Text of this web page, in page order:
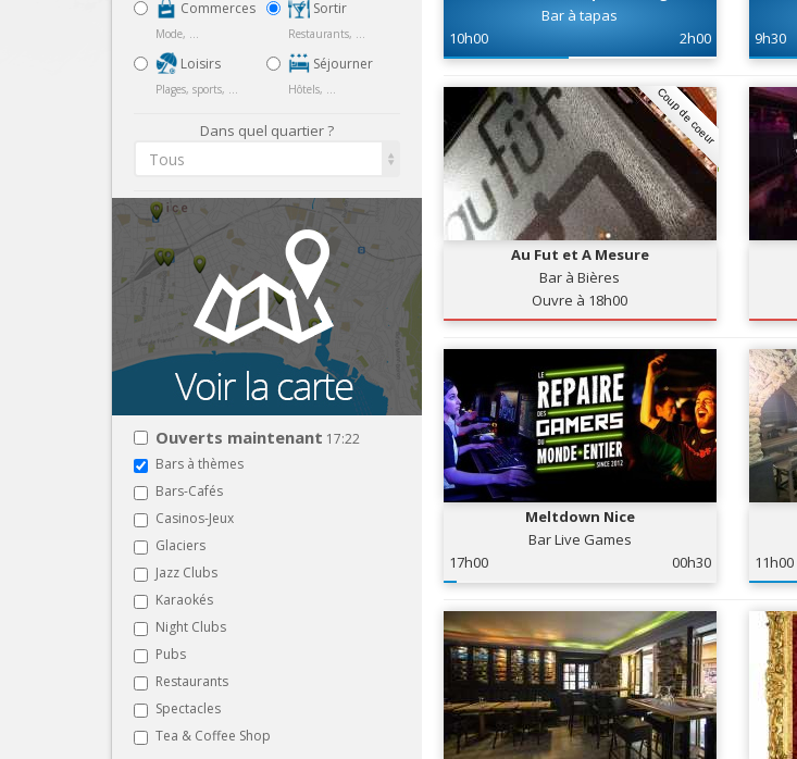
Commerces
Mode, ...
Loisirs
Plages, sports, ...
Sortir
Restaurants, ...
Séjourner
Hôtels, ...
Dans quel quartier ?
Tous
Ouverts maintenant 17:22
Bars à thèmes
Bars-Cafés
Casinos-Jeux
Glaciers
Jazz Clubs
Karaokés
Night Clubs
Pubs
Restaurants
Spectacles
Tea & Coffee Shop
Bar à tapas
10h00
2h00
9h30
Coup de coeur
Au Fut et A Mesure
Bar à Bières
Ouvre à 18h00
Meltdown Nice
Bar Live Games
17h00
00h30
11h00